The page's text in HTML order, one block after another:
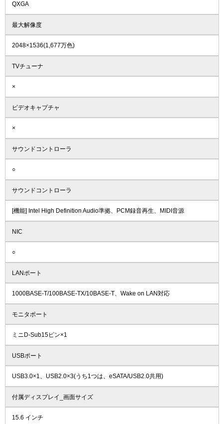
QXGA
最大解像度
2048×1536(1,677万色)
TVチューナ
×
ビデオキャプチャ
×
サウンドコントローラ
○
サウンドコントローラ
[機能] Intel High Definition Audio準拠、PCM録音再生、MIDI音源
NIC
○
LANポート
1000BASE-T/100BASE-TX/10BASE-T、Wake on LAN対応
モニタポート
ミニD-Sub15ピン×1
USBポート
USB3.0×1、USB2.0×3(うち1つは、eSATA/USB2.0共用)
付属ディスプレイ_画面サイズ
15.6 インチ